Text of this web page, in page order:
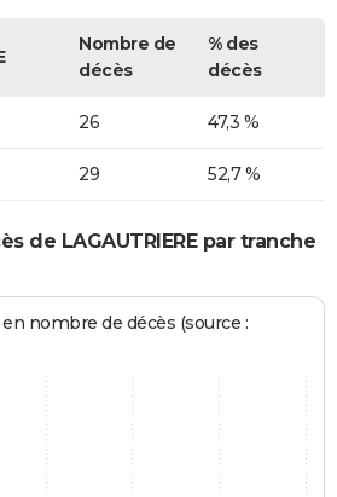
Nombre de
décès
% des
décès
26 47,3 %
29 52,7 %
de LAGAUTRIERE par tranche
nombre de décès (source :